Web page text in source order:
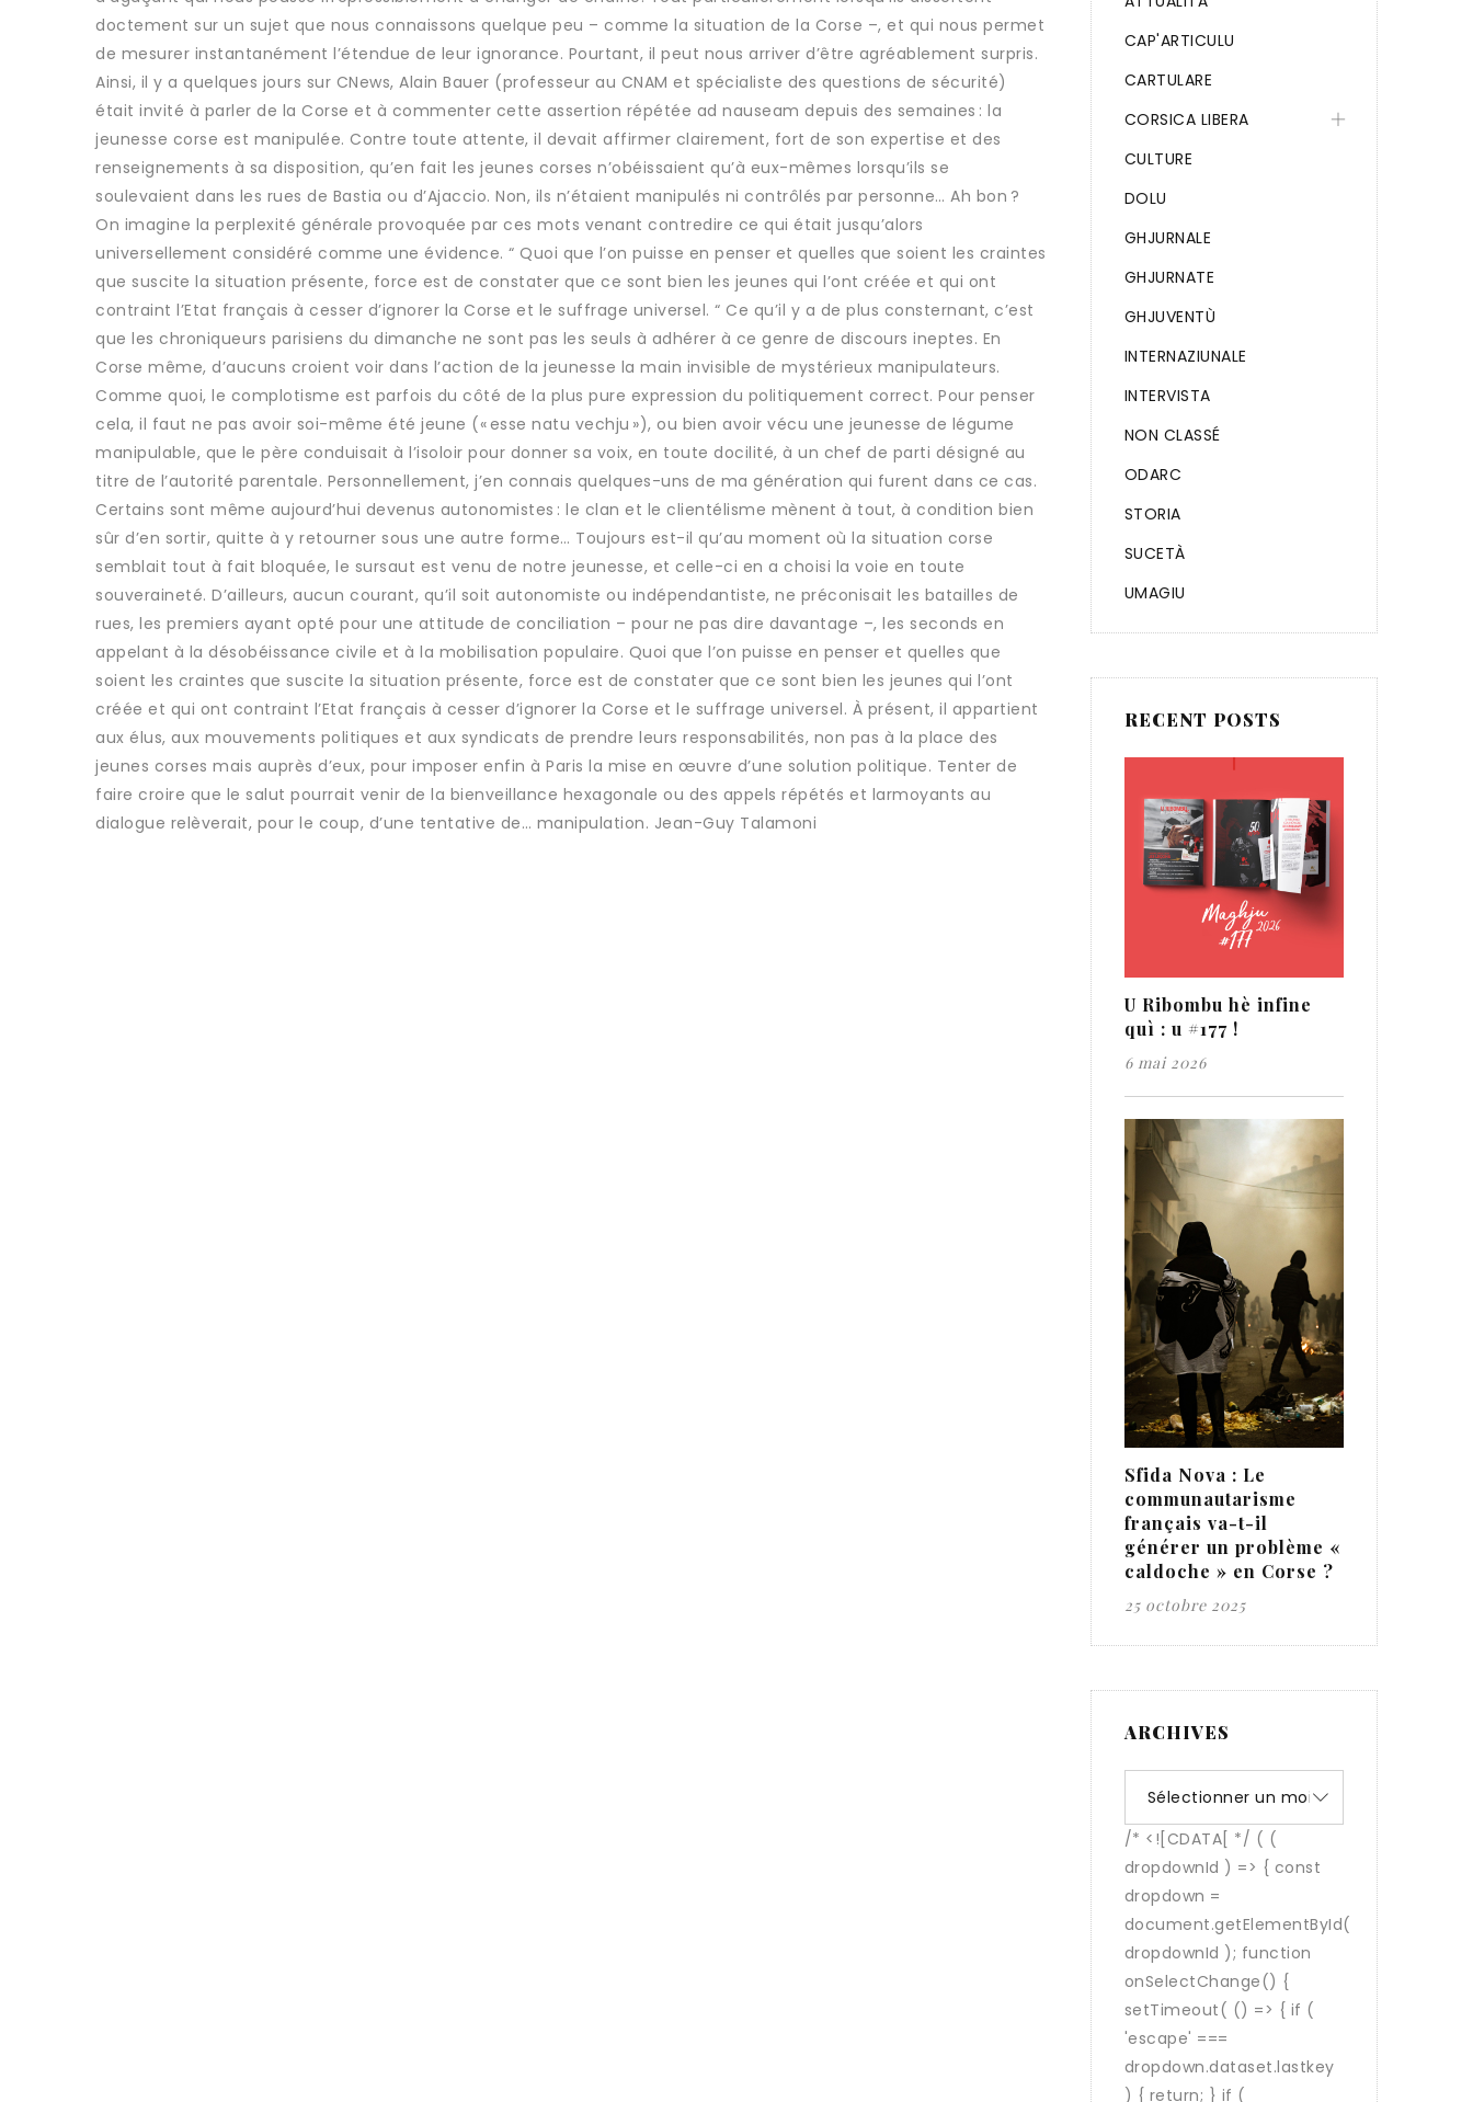
doctement sur un sujet que nous connaissons quelque peu – comme la situation de la Corse –, et qui nous permet
de mesurer instantanément l’étendue de leur ignorance. Pourtant, il peut nous arriver d’être agréablement surpris.
Ainsi, il y a quelques jours sur CNews, Alain Bauer (professeur au CNAM et spécialiste des questions de sécurité)
était invité à parler de la Corse et à commenter cette assertion répétée ad nauseam depuis des semaines : la
jeunesse corse est manipulée. Contre toute attente, il devait affirmer clairement, fort de son expertise et des
renseignements à sa disposition, qu’en fait les jeunes corses n’obéissaient qu’à eux-mêmes lorsqu’ils se
soulevaient dans les rues de Bastia ou d’Ajaccio. Non, ils n’étaient manipulés ni contrôlés par personne… Ah bon ?
On imagine la perplexité générale provoquée par ces mots venant contredire ce qui était jusqu’alors
universellement considéré comme une évidence. “ Quoi que l’on puisse en penser et quelles que soient les craintes
que suscite la situation présente, force est de constater que ce sont bien les jeunes qui l’ont créée et qui ont
contraint l’Etat français à cesser d’ignorer la Corse et le suffrage universel. “ Ce qu’il y a de plus consternant, c’est
que les chroniqueurs parisiens du dimanche ne sont pas les seuls à adhérer à ce genre de discours ineptes. En
Corse même, d’aucuns croient voir dans l’action de la jeunesse la main invisible de mystérieux manipulateurs.
Comme quoi, le complotisme est parfois du côté de la plus pure expression du politiquement correct. Pour penser
cela, il faut ne pas avoir soi-même été jeune (« esse natu vechju »), ou bien avoir vécu une jeunesse de légume
manipulable, que le père conduisait à l’isoloir pour donner sa voix, en toute docilité, à un chef de parti désigné au
titre de l’autorité parentale. Personnellement, j’en connais quelques-uns de ma génération qui furent dans ce cas.
Certains sont même aujourd’hui devenus autonomistes : le clan et le clientélisme mènent à tout, à condition bien
sûr d’en sortir, quitte à y retourner sous une autre forme… Toujours est-il qu’au moment où la situation corse
semblait tout à fait bloquée, le sursaut est venu de notre jeunesse, et celle-ci en a choisi la voie en toute
souveraineté. D’ailleurs, aucun courant, qu’il soit autonomiste ou indépendantiste, ne préconisait les batailles de
rues, les premiers ayant opté pour une attitude de conciliation – pour ne pas dire davantage –, les seconds en
appelant à la désobéissance civile et à la mobilisation populaire. Quoi que l’on puisse en penser et quelles que
soient les craintes que suscite la situation présente, force est de constater que ce sont bien les jeunes qui l’ont
créée et qui ont contraint l’Etat français à cesser d’ignorer la Corse et le suffrage universel. À présent, il appartient
aux élus, aux mouvements politiques et aux syndicats de prendre leurs responsabilités, non pas à la place des
jeunes corses mais auprès d’eux, pour imposer enfin à Paris la mise en œuvre d’une solution politique. Tenter de
faire croire que le salut pourrait venir de la bienveillance hexagonale ou des appels répétés et larmoyants au
dialogue relèverait, pour le coup, d’une tentative de… manipulation. Jean-Guy Talamoni
CAP'ARTICULU
CARTULARE
CORSICA LIBERA
CULTURE
DOLU
GHJURNALE
GHJURNATE
GHJUVENTÙ
INTERNAZIUNALE
INTERVISTA
NON CLASSÉ
ODARC
STORIA
SUCETÀ
UMAGIU
RECENT POSTS
U Ribombu hè infine
quì : u #177 !
6 mai 2026
Sfida Nova : Le
communautarisme
français va-t-il
générer un problème «
caldoche » en Corse ?
25 octobre 2025
ARCHIVES